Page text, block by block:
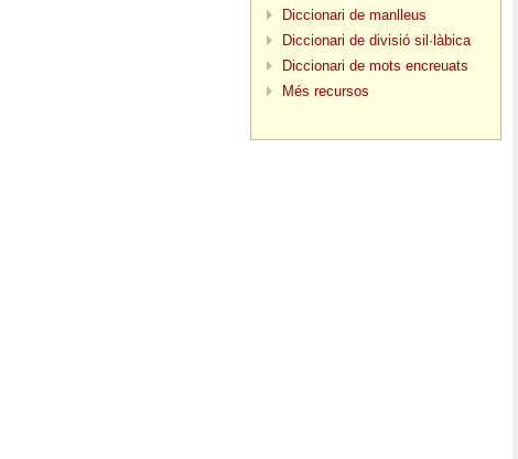
Diccionari de manlleus
Diccionari de divisió sil·làbica
Diccionari de mots encreuats
Més recursos